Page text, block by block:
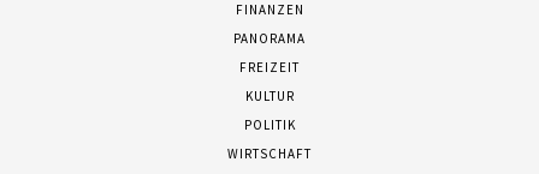
FINANZEN
PANORAMA
FREIZEIT
KULTUR
POLITIK
WIRTSCHAFT